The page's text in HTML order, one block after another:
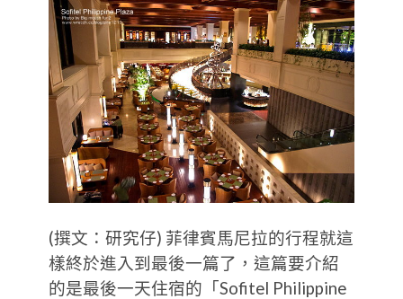
(撰文：研究仔) 菲律賓馬尼拉的行程就這
樣終於進入到最後一篇了，這篇要介紹
的是最後一天住宿的「Sofitel Philippine